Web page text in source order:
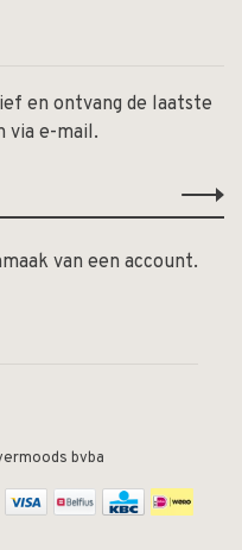
en ontvang de laatste
via e-mail.
van een account.
bvba